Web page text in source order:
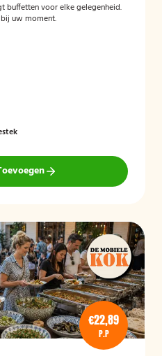
buffetten voor elke gelegenheid.
uw moment.
€22,89
P.P